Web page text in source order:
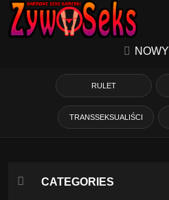
NOWY
RULET
TRANSSEKSUALIŚCI
CATEGORIES